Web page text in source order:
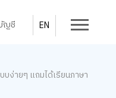
ญชี EN
ง่ายๆ แถมได้เรียนภาษา